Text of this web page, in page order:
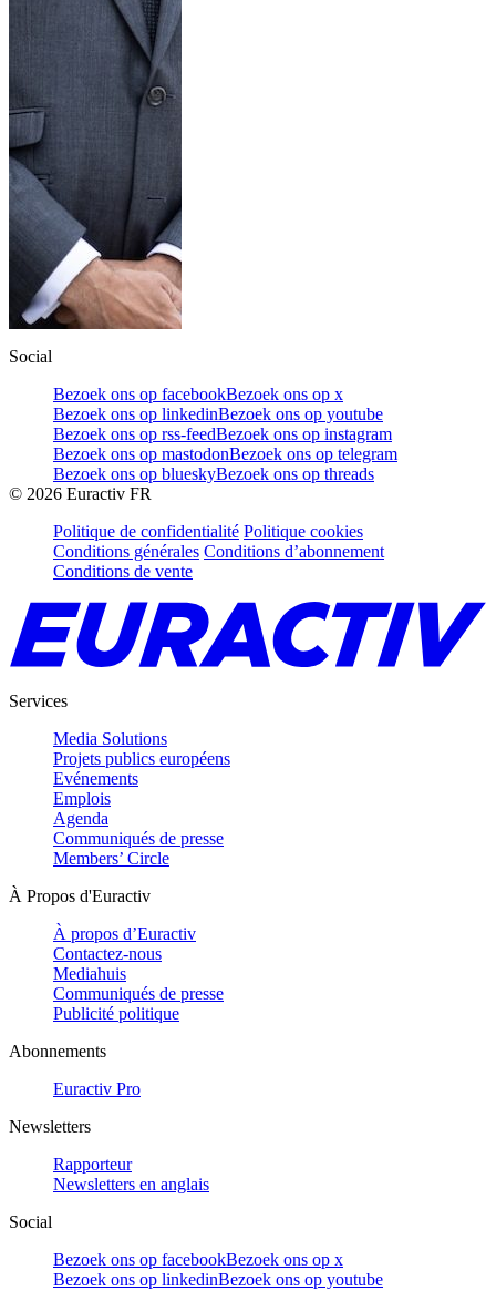
Social
Bezoek ons op facebookBezoek ons op x
Bezoek ons op linkedinBezoek ons op youtube
Bezoek ons op rss-feedBezoek ons op instagram
Bezoek ons op mastodonBezoek ons op telegram
Bezoek ons op blueskyBezoek ons op threads
© 2026 Euractiv FR
Politique de confidentialité Politique cookies
Conditions générales Conditions d’abonnement
Conditions de vente
Services
Media Solutions
Projets publics européens
Evénements
Emplois
Agenda
Communiqués de presse
Members’ Circle
À Propos d'Euractiv
À propos d’Euractiv
Contactez-nous
Mediahuis
Communiqués de presse
Publicité politique
Abonnements
Euractiv Pro
Newsletters
Rapporteur
Newsletters en anglais
Social
Bezoek ons op facebookBezoek ons op x
Bezoek ons op linkedinBezoek ons op youtube